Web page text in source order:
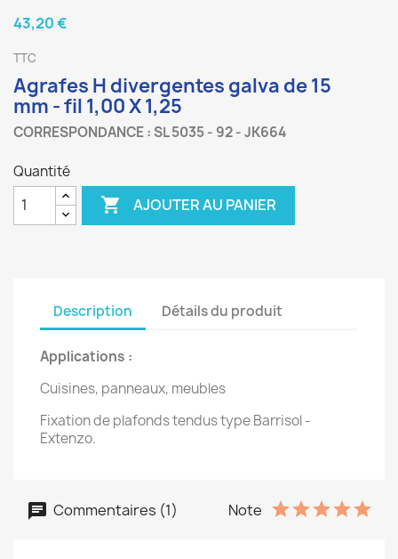
43,20 €
TTC
Agrafes H divergentes galva de 15
mm - fil 1,00 X 1,25
CORRESPONDANCE : SL 5035 - 92 - JK664
Quantité
 AJOUTER AU PANIER
Description Détails du produit
Applications :
Cuisines, panneaux, meubles
Fixation de plafonds tendus type Barrisol -
Extenzo.
Commentaires (1) Note